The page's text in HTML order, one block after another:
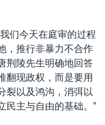
们今天在庭审的过程
，推行非暴力不合作
荆陵先生明确地回答
翻现政权，而是要用
裂以及鸿沟，消弭以
民主与自由的基础。”